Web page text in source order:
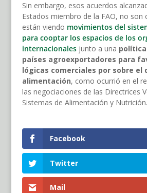
Sin embargo, esos acuerdos
Estados miembro de la FAO, no son
están viendo movimientos del
para cooptar los espacios de los
internacionalesjunto a una
países agroexportadores para
lógicas comerciales por sobre el
alimentación, como ocurrió en el
las negociaciones de las Directrices
Sistemas de Alimentación y Nutrición.
Facebook
Twitter
Mail